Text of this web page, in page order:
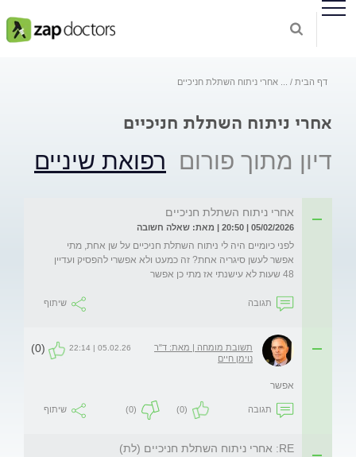
דף הבית אחרי ניתוח השתלת חניכיים
אחרי ניתוח השתלת חניכיים
דיון מתוך פורום רפואת שיניים
אחרי ניתוח השתלת חניכיים
05/02/2026 | 20:50 | מאת: שאלה חשובה
לפני כיומיים היה לי ניתוח השתלת חניכיים על שן אחת, מתי
אפשר לעשן סיגריה אחת? זה כמעט ולא אפשרי להפסיק ועדיין
48 שעות לא עישנתי אז מתי כן אפשר
תגובה שיתוף
תשובת מומחה | מאת: ד"ר
נוימן חיים
05.02.26 | 22:14
(0)
אפשר
תגובה (0)
(0) שיתוף
RE: אחרי ניתוח השתלת חניכיים (לת)